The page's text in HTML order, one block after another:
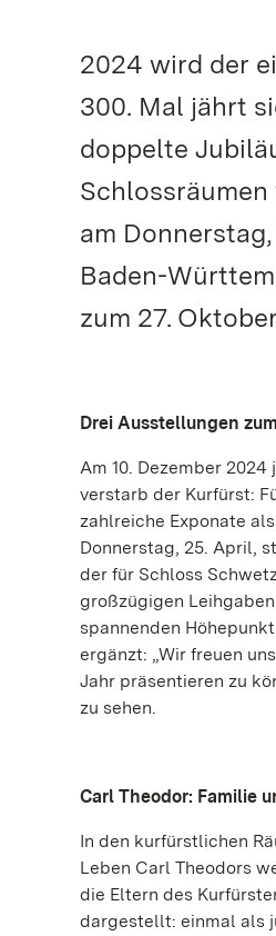
2024 wird der
300. Mal jährt
doppelte
am
Baden-
zum 27.
Drei Ausstellungen
Am 10. Dezember
verstarb der Kurfürst:
zahlreiche Exponate
Donnerstag, 25. April,
der für Schloss
großzügigen
spannenden
ergänzt: „Wir freuen
Jahr präsentieren zu
zu sehen.
Carl Theodor: Familie
In den kurfürstlichen
Leben Carl Theodors
die Eltern des
dargestellt: einmal als